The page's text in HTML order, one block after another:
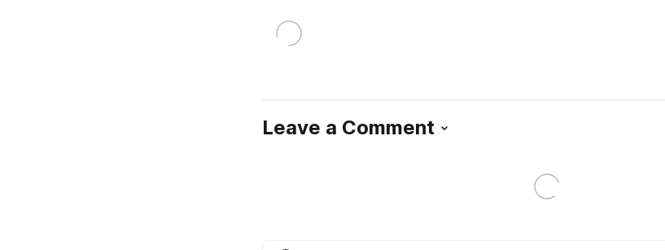
Leave a Comment